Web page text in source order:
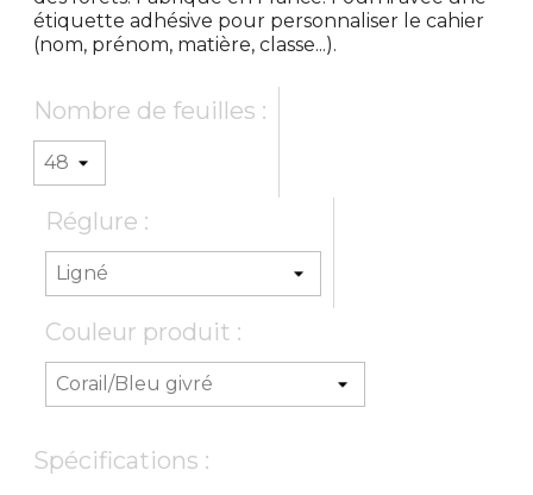
étiquette adhésive pour personnaliser le cahier
(nom, prénom, matière, classe...).
Nombre de feuilles :
Réglure :
Couleur produit :
Spécifications :